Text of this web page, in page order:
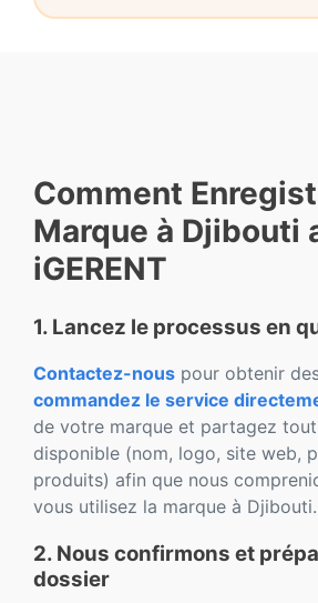
Comment
Marque à Djibouti
iGERENT
1. Lancez le processus en
Contactez-nous pour obtenir
commandez le service
de votre marque et partagez
disponible (nom, logo, site web,
produits) afin que nous
vous utilisez la marque à Djibouti.
2. Nous confirmons et
dossier